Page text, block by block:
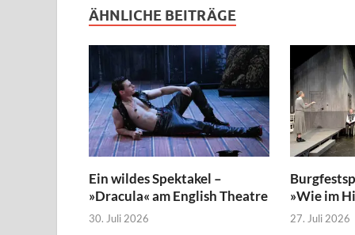
ÄHNLICHE BEITRÄGE
Ein wildes Spektakel –
»Dracula« am English Theatre
30. Juli 2026
»Wie im
27. Juli 2026